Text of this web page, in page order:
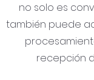
no solo es
también puede
recepción